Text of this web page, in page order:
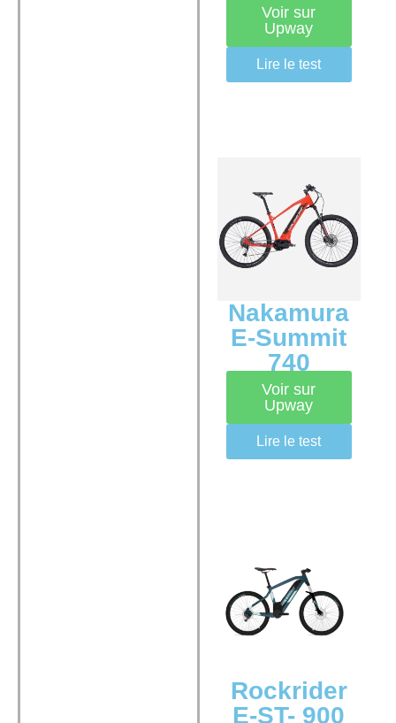
Voir sur
Upway
Lire le test
Nakamura
E-Summit
740
Voir sur
Upway
Lire le test
Rockrider
E-ST- 900